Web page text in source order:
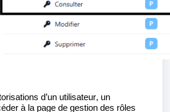
d’un utilisateur, un
à la page de gestion des rôles